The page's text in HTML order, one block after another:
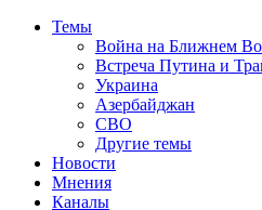
Темы
Война на Ближнем
Встреча Путина и
Украина
Азербайджан
СВО
Другие темы
Новости
Мнения
Каналы